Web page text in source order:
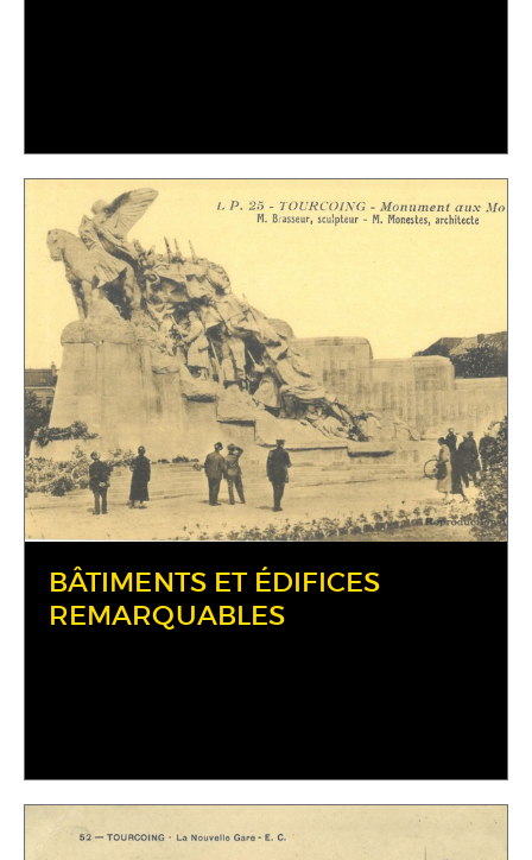
BÂTIMENTS ET ÉDIFICES
REMARQUABLES